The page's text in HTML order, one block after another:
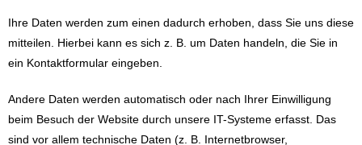
Ihre Daten werden zum einen dadurch erhoben, dass Sie uns diese
mitteilen. Hierbei kann es sich z. B. um Daten handeln, die Sie in
ein Kontaktformular eingeben.
Andere Daten werden automatisch oder nach Ihrer Einwilligung
beim Besuch der Website durch unsere IT-Systeme erfasst. Das
sind vor allem technische Daten (z. B. Internetbrowser,